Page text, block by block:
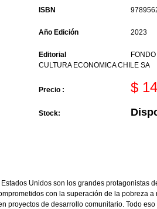
ISBN
Año Edición 2023
Editorial
CULTURA ECONOMICA CHILE SA
Precio : $
Stock:
Unidos son los grandes protagonistas
con la superación de la pobreza a
proyectos de desarrollo comunitario. Todo eso